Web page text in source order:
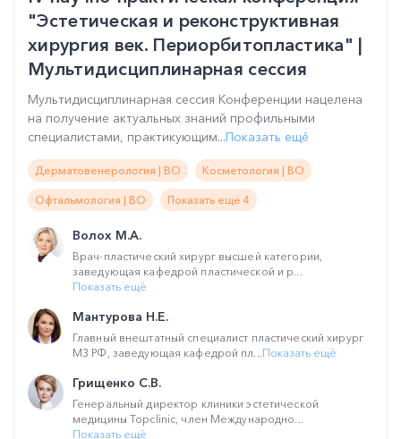
"Эстетическая и реконструктивная
хирургия век. Периорбитопластика" |
Мультидисциплинарная сессия
Мультидисциплинарная сессия Конференции нацелена
на получение актуальных знаний профильными
специалистами, практикующим...Показать ещё
Дерматовенерология | ВО Косметология | ВО
Офтальмология | ВО Показать ещё 4
Волох М.А.
Врач-пластический хирург высшей категории,
заведующая кафедрой пластической и р...
Показать ещё
Мантурова Н.Е.
Главный внештатный специалист пластический хирург
МЗ РФ, заведующая кафедрой пл...Показать ещё
Грищенко С.В.
Генеральный директор клиники эстетической
медицины Topclinic, член Международно...
Показать ещё